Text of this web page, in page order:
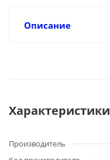
Описание
Характеристики
Производитель